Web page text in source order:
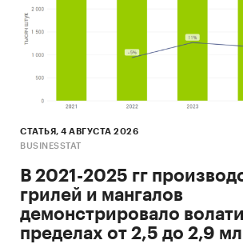
9. Объем импорта и экспорта в
выражении
Содержащиеся в базе данных
любые требующиеся запросы,
включены в отчет.
Маркетинговое агентство
Group завершило исследование
строительных герметиков
СТАТЬЯ, 4 АВГУСТА 2026
BUSINESSTAT
В 2021-2025 гг
грилей и мангалов
демонстрировало
пределах от 2,5 до 2,9